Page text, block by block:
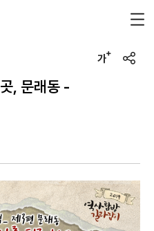
u
, 문래동 -